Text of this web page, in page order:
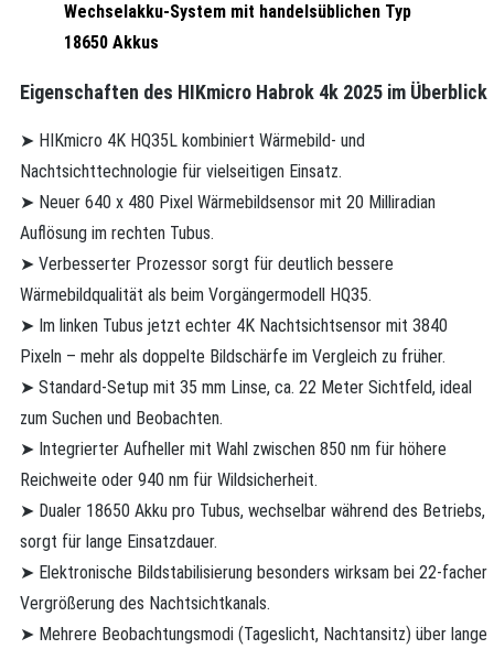
Wechselakku-System mit handelsüblichen Typ
18650 Akkus
Eigenschaften des HIKmicro Habrok 4k 2025 im Überblick
➤ HIKmicro 4K HQ35L kombiniert Wärmebild- und
Nachtsichttechnologie für vielseitigen Einsatz.
➤ Neuer 640 x 480 Pixel Wärmebildsensor mit 20 Milliradian
Auflösung im rechten Tubus.
➤ Verbesserter Prozessor sorgt für deutlich bessere
Wärmebildqualität als beim Vorgängermodell HQ35.
➤ Im linken Tubus jetzt echter 4K Nachtsichtsensor mit 3840
Pixeln – mehr als doppelte Bildschärfe im Vergleich zu früher.
➤ Standard-Setup mit 35 mm Linse, ca. 22 Meter Sichtfeld, ideal
zum Suchen und Beobachten.
➤ Integrierter Aufheller mit Wahl zwischen 850 nm für höhere
Reichweite oder 940 nm für Wildsicherheit.
➤ Dualer 18650 Akku pro Tubus, wechselbar während des Betriebs,
sorgt für lange Einsatzdauer.
➤ Elektronische Bildstabilisierung besonders wirksam bei 22-facher
Vergrößerung des Nachtsichtkanals.
➤ Mehrere Beobachtungsmodi (Tageslicht, Nachtansitz) über lange